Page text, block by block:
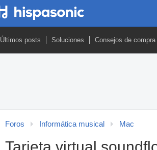
Últimos posts Soluciones Consejos de compra
Foros Informática musical Mac